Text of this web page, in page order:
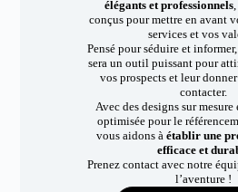
élégants et professionnels,
conçus pour mettre en avant
services et vos
Pensé pour séduire et
sera un outil puissant pour
vos prospects et leur
contacter.
Avec des designs sur
optimisée pour le
vous aidons à établir une
efficace et
Prenez contact avec notre
l’aventure !